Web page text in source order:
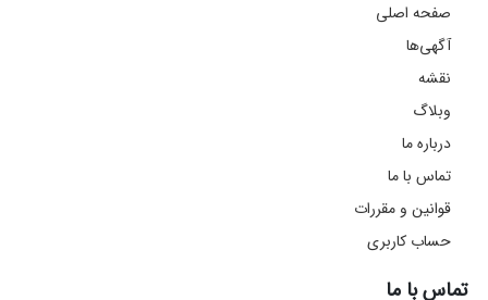
صفحه اصلی
آگهی‌ها
نقشه
وبلاگ
درباره ما
تماس با ما
قوانین و مقررات
حساب کاربری
تماس با ما